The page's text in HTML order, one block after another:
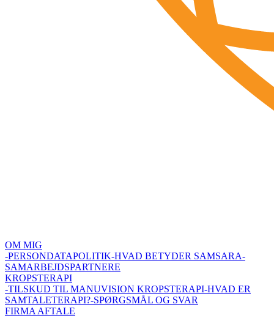
OM MIG
-PERSONDATAPOLITIK-HVAD BETYDER SAMSARA-
SAMARBEJDSPARTNERE
KROPSTERAPI
-TILSKUD TIL MANUVISION KROPSTERAPI-HVAD ER
SAMTALETERAPI?-SPØRGSMÅL OG SVAR
FIRMA AFTALE